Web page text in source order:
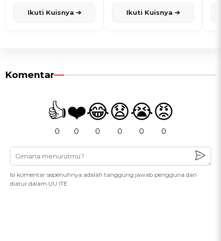
Ikuti Kuisnya ➔ Ikuti Kuisnya ➔
Komentar
👍
0
❤️
0
😂
0
😧
0
😭
0
😡
0
Isi komentar sepenuhnya adalah tanggung jawab pengguna dan
diatur dalam UU ITE